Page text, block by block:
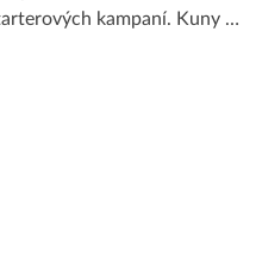
kampaní. Kuny …